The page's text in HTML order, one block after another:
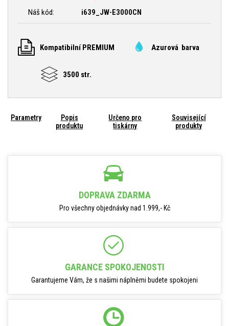
Náš kód:
i639_JW-E3000CN
Kompatibilní PREMIUM Azurová barva
3500 str.
Parametry
Popis
produktu
Určeno pro
tiskárny
Související
produkty
DOPRAVA ZDARMA
Pro všechny objednávky nad 1.999,- Kč
GARANCE SPOKOJENOSTI
Garantujeme Vám, že s našimi náplněmi budete spokojeni